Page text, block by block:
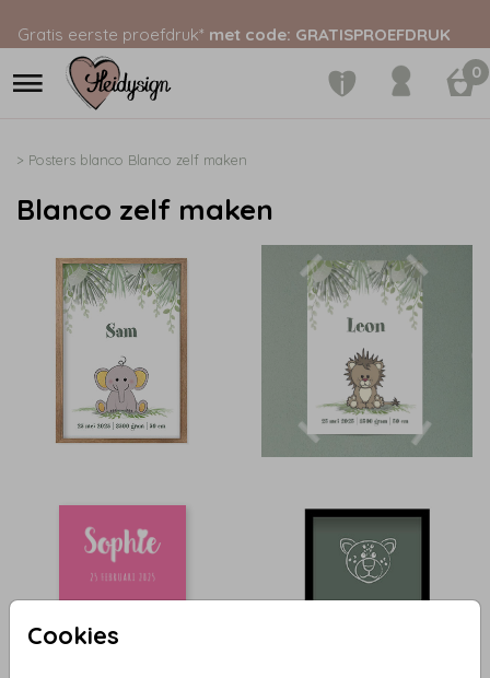
Gratis eerste proefdruk* met code: GRATISPROEFDRUK
0
Cookies
> Posters blanco Blanco zelf maken
Blanco zelf maken